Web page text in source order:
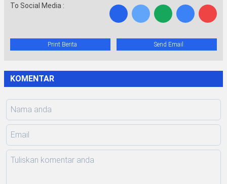
To Social Media :
Print Berita Send Email
KOMENTAR